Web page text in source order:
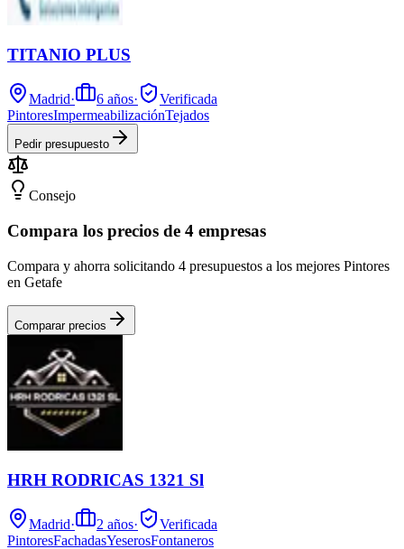
TITANIO PLUS
Madrid· 6 años·
Verificada
PintoresImpermeabilizaciónTejados
Pedir presupuesto
Consejo
Compara los precios de 4 empresas
Compara y ahorra solicitando 4 presupuestos a los mejores Pintores
en Getafe
Comparar precios
HRH RODRICAS 1321 Sl
Madrid· 2 años·
Verificada
PintoresFachadasYeserosFontaneros